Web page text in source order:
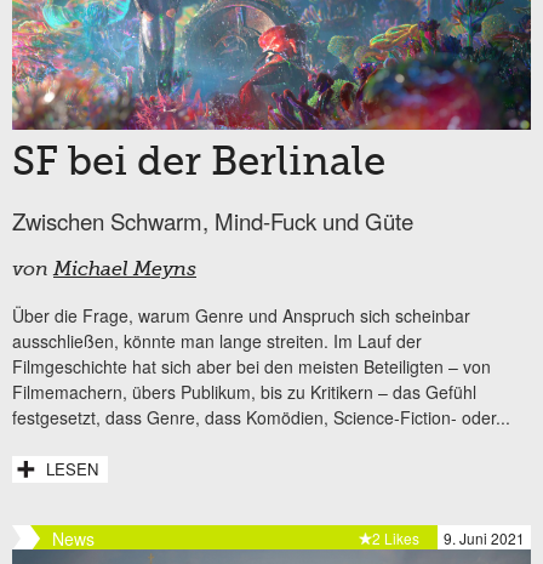
SF bei der Berlinale
Zwischen Schwarm, Mind-Fuck und Güte
vonMichael Meyns
Über die Frage, warum Genre und Anspruch sich scheinbar
ausschließen, könnte man lange streiten. Im Lauf der
Filmgeschichte hat sich aber bei den meisten Beteiligten – von
Filmemachern, übers Publikum, bis zu Kritikern – das Gefühl
festgesetzt, dass Genre, dass Komödien, Science-Fiction- oder...
LESEN
News 9. Juni 2021
2 Likes